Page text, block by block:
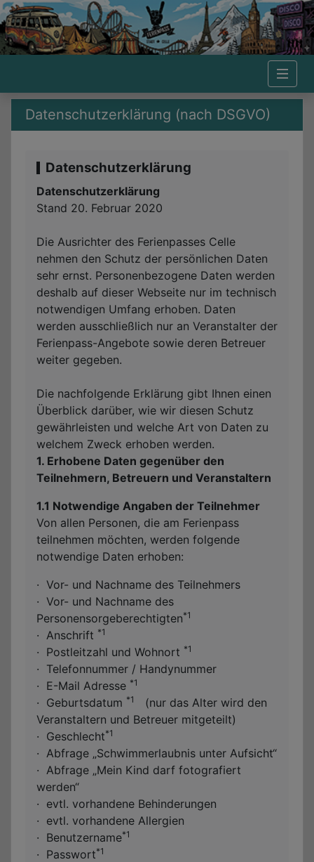
Ferienpass 2026 - Datenschutzerklärung
Datenschutzerklärung (nach DSGVO)
Datenschutzerklärung
Datenschutzerklärung
Stand 20. Februar 2020
Die Ausrichter des Ferienpasses Celle
nehmen den Schutz der persönlichen Daten
sehr ernst. Personenbezogene Daten werden
deshalb auf dieser Webseite nur im technisch
notwendigen Umfang erhoben. Daten
werden ausschließlich nur an Veranstalter der
Ferienpass-Angebote sowie deren Betreuer
weiter gegeben.
Die nachfolgende Erklärung gibt Ihnen einen
Überblick darüber, wie wir diesen Schutz
gewährleisten und welche Art von Daten zu
welchem Zweck erhoben werden.
1. Erhobene Daten gegenüber den
Teilnehmern, Betreuern und Veranstaltern
1.1 Notwendige Angaben der Teilnehmer
Von allen Personen, die am Ferienpass
teilnehmen möchten, werden folgende
notwendige Daten erhoben:
· Vor- und Nachname des Teilnehmers
· Vor- und Nachname des
Personensorgeberechtigten*1
· Anschrift *1
· Postleitzahl und Wohnort *1
· Telefonnummer / Handynummer
· E-Mail Adresse *1
· Geburtsdatum *1
(nur das Alter wird den
Veranstaltern und Betreuer mitgeteilt)
· Geschlecht*1
· Abfrage „Schwimmerlaubnis unter Aufsicht“
· Abfrage „Mein Kind darf fotografiert
werden“
· evtl. vorhandene Behinderungen
· evtl. vorhandene Allergien
· Benutzername*1
· Passwort*1